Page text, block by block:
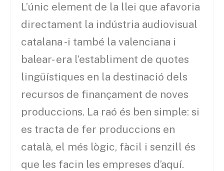
L’únic element de la llei que afavoria
directament la indústria audiovisual
catalana -i també la valenciana i
balear- era l’establiment de quotes
lingüístiques en la destinació dels
recursos de finançament de noves
produccions. La raó és ben simple: si
es tracta de fer produccions en
català, el més lògic, fàcil i senzill és
que les facin les empreses d’aquí.